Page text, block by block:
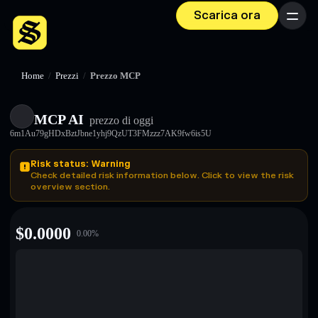
Scarica ora Menu
Home / Prezzi / Prezzo MCP
MCP AI prezzo di oggi
6m1Au79gHDxBztJbne1yhj9QzUT3FMzzz7AK9fw6is5U
Risk status: Warning
Check detailed risk information below. Click to view the risk
overview section.
$0.0000 0.00%